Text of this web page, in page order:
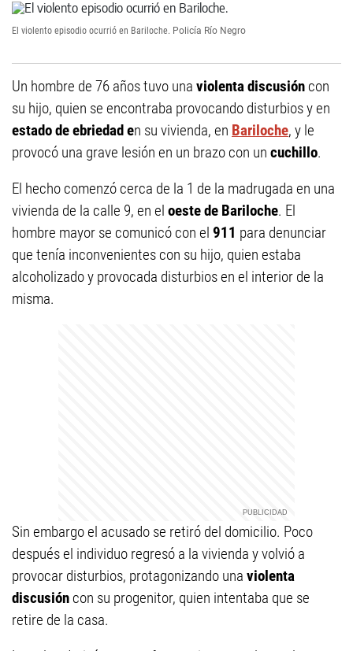
El violento episodio ocurrió en Bariloche. Policía Río Negro
Un hombre de 76 años tuvo una violenta discusión con
su hijo, quien se encontraba provocando disturbios y en
estado de ebriedad en su vivienda, en Bariloche, y le
provocó una grave lesión en un brazo con un cuchillo.
El hecho comenzó cerca de la 1 de la madrugada en una
vivienda de la calle 9, en el oeste de Bariloche. El
hombre mayor se comunicó con el 911 para denunciar
que tenía inconvenientes con su hijo, quien estaba
alcoholizado y provocada disturbios en el interior de la
misma.
Sin embargo el acusado se retiró del domicilio. Poco
después el individuo regresó a la vivienda y volvió a
provocar disturbios, protagonizando una violenta
discusión con su progenitor, quien intentaba que se
retire de la casa.